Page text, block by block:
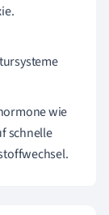
wie
schnelle